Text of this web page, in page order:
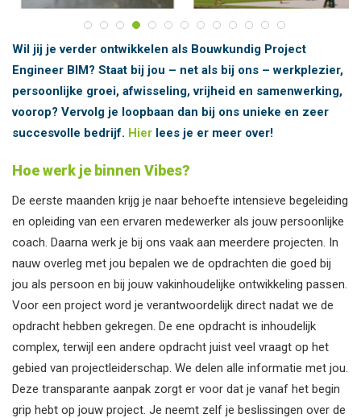
Wil jij je verder ontwikkelen als Bouwkundig Project
Engineer BIM? Staat bij jou – net als bij ons – werkplezier,
persoonlijke groei, afwisseling, vrijheid en samenwerking,
voorop? Vervolg je loopbaan dan bij ons unieke en zeer
succesvolle bedrijf. Hier lees je er meer over!
Hoe werk je binnen Vibes?
De eerste maanden krijg je naar behoefte intensieve begeleiding
en opleiding van een ervaren medewerker als jouw persoonlijke
coach. Daarna werk je bij ons vaak aan meerdere projecten. In
nauw overleg met jou bepalen we de opdrachten die goed bij
jou als persoon en bij jouw vakinhoudelijke ontwikkeling passen.
Voor een project word je verantwoordelijk direct nadat we de
opdracht hebben gekregen. De ene opdracht is inhoudelijk
complex, terwijl een andere opdracht juist veel vraagt op het
gebied van projectleiderschap. We delen alle informatie met jou.
Deze transparante aanpak zorgt er voor dat je vanaf het begin
grip hebt op jouw project. Je neemt zelf je beslissingen over de